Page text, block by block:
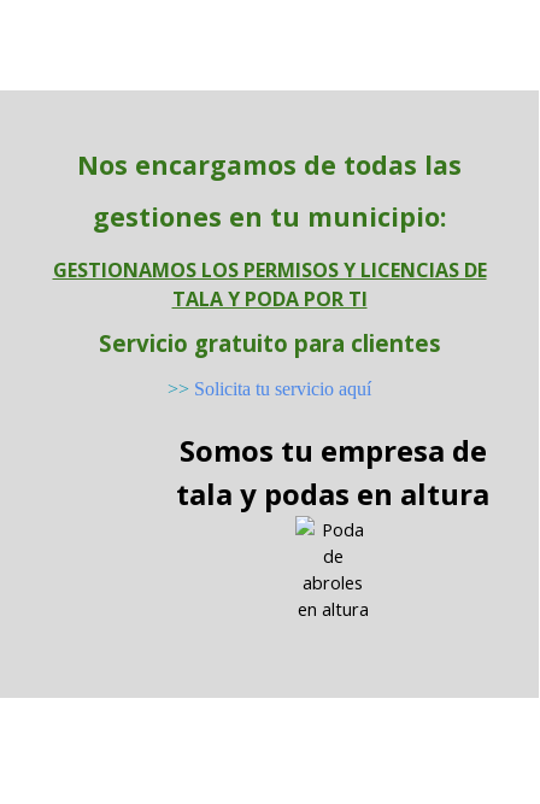
Nos encargamos de todas las
gestiones en tu municipio:
GESTIONAMOS LOS PERMISOS Y LICENCIAS DE
TALA Y PODA POR TI
Servicio gratuito para clientes
>> Solicita tu servicio aquí
Somos tu empresa de
tala y podas en altura